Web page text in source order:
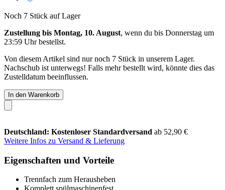
Noch 7 Stück auf Lager
Zustellung bis Montag, 10. August, wenn du bis Donnerstag um
23:59 Uhrbestellst.
Von diesem Artikel sind nur noch 7 Stück in unserem Lager.
Nachschub ist unterwegs! Falls mehr bestellt wird, könnte dies das
Zustelldatum beeinflussen.
In den Warenkorb
Deutschland: Kostenloser Standardversand ab 52,90 €
Weitere Infos zu Versand & Lieferung
Eigenschaften und Vorteile
Trennfach zum Herausheben